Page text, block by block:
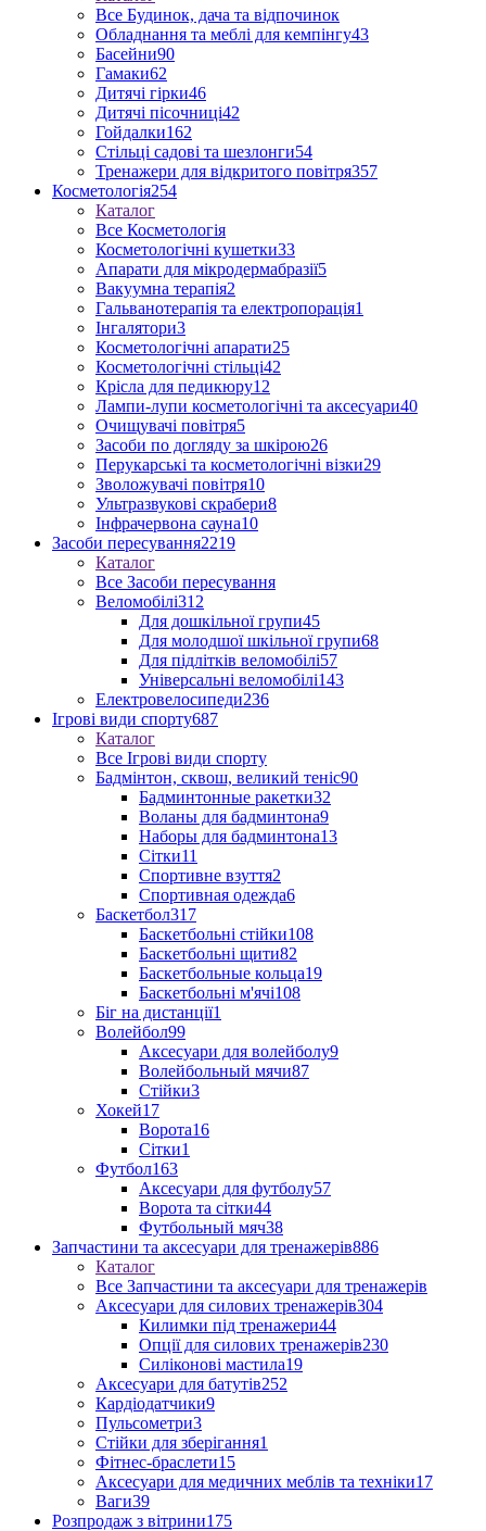
Все Будинок, дача та відпочинок
Обладнання та меблі для кемпінгу43
Басейни90
Гамаки62
Дитячі гірки46
Дитячі пісочниці42
Гойдалки162
Стільці садові та шезлонги54
Тренажери для відкритого повітря357
Косметологія254
Каталог
Все Косметологія
Косметологічні кушетки33
Апарати для мікродермабразії5
Вакуумна терапія2
Гальванотерапія та електропорація1
Інгалятори3
Косметологічні апарати25
Косметологічні стільці42
Крісла для педикюру12
Лампи-лупи косметологічні та аксесуари40
Очищувачі повітря5
Засоби по догляду за шкірою26
Перукарські та косметологічні візки29
Зволожувачі повітря10
Ультразвукові скрабери8
Інфрачервона сауна10
Засоби пересування2219
Каталог
Все Засоби пересування
Веломобілі312
Для дошкільної групи45
Для молодшої шкільної групи68
Для підлітків веломобілі57
Універсальні веломобілі143
Електровелосипеди236
Ігрові види спорту687
Каталог
Все Ігрові види спорту
Бадмінтон, сквош, великий теніс90
Бадминтонные ракетки32
Воланы для бадминтона9
Наборы для бадминтона13
Сітки11
Спортивне взуття2
Спортивная одежда6
Баскетбол317
Баскетбольні стійки108
Баскетбольні щити82
Баскетбольные кольца19
Баскетбольні м'ячі108
Біг на дистанції1
Волейбол99
Аксесуари для волейболу9
Волейбольный мячи87
Стійки3
Хокей17
Ворота16
Сітки1
Футбол163
Аксесуари для футболу57
Ворота та сітки44
Футбольный мяч38
Запчастини та аксесуари для тренажерів886
Каталог
Все Запчастини та аксесуари для тренажерів
Аксесуари для силових тренажерів304
Килимки під тренажери44
Опції для силових тренажерів230
Силіконові мастила19
Аксесуари для батутів252
Кардіодатчики9
Пульсометри3
Стійки для зберігання1
Фітнес-браслети15
Аксесуари для медичних меблів та техніки17
Ваги39
Розпродаж з вітрини175